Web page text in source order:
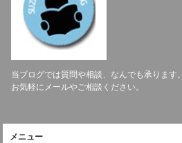
当ブログでは質問や相談、なんでも承ります。
お気軽にメールやご相談ください。
メニュー